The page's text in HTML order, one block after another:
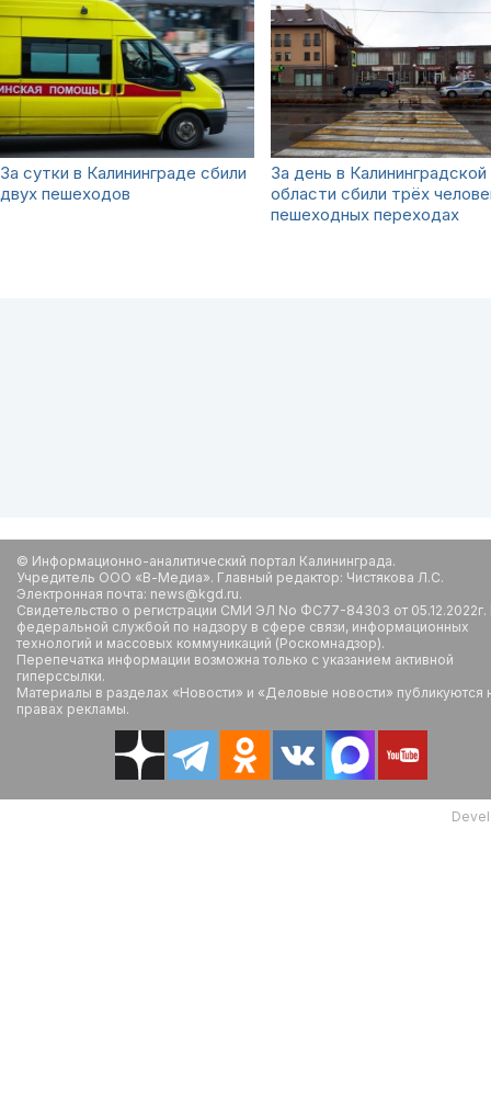
За сутки в Калининграде сбили
двух пешеходов
За день в Калининградской
области сбили трёх
пешеходных переходах
© Информационно-аналитический портал Калининграда.
Учредитель ООО «В-Медиа». Главный редактор: Чистякова Л.С.
Электронная почта: news@kgd.ru.
Свидетельство о регистрации СМИ ЭЛ No ФС77-84303 от
федеральной службой по надзору в сфере связи, информационных
технологий и массовых коммуникаций (Роскомнадзор).
Перепечатка информации возможна только с указанием активной
гиперссылки.
Материалы в разделах «Новости» и «Деловые новости» публикуются
правах рекламы.